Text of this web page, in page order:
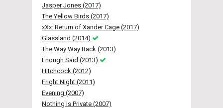
Jasper Jones (2017)
The Yellow Birds (2017)
xXx: Return of Xander Cage (2017)
Glassland (2014)
The Way Way Back (2013)
Enough Said (2013)
Hitchcock (2012)
Fright Night (2011)
Evening (2007)
Nothing Is Private (2007)